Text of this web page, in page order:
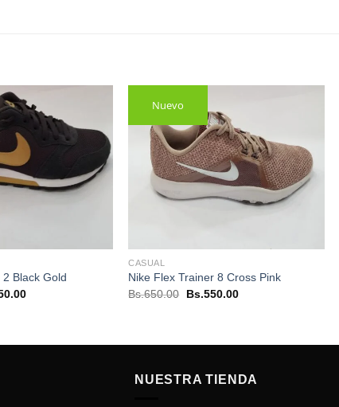
Black Gold
El
Nuevo
CASUAL
Nike Flex Trainer 8 Cross Pink
Bs.650.00
El
Bs.550.00El
NUESTRA TIENDA